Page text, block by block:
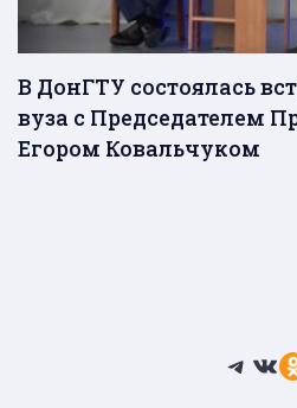
В ДонГТУ состоялась
вуза с Председателем
Егором Ковальчуком